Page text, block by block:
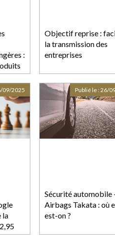
:
Objectif reprise :
la transmission des
entreprises
la
09/2025
Sécurité automobile
Airbags Takata : où
est-on ?
Publié le :26/